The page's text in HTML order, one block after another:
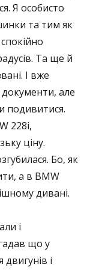
Я особисто
та тим як
Та ще й
І вже
але
подивитися.
228i,
ціну.
Бо, як
а в BMW
дивані.
і
що у
і